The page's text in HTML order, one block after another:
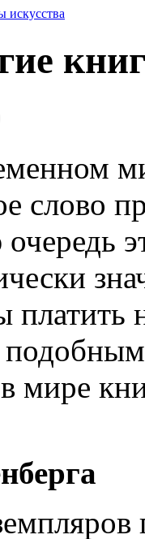
искусства
слово
платить
мире